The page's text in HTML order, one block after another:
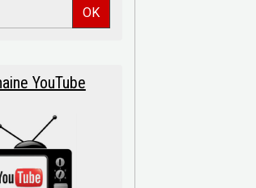
OK
YouTube